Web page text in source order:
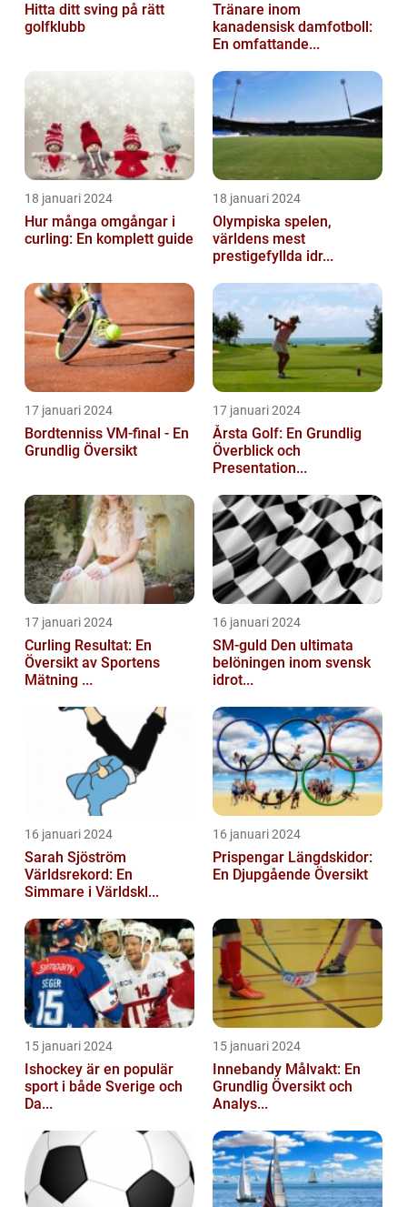
Hitta ditt sving på rätt
golfklubb
Tränare inom
kanadensisk damfotboll:
En omfattande...
18 januari 2024
Hur många omgångar i
curling: En komplett guide
18 januari 2024
Olympiska spelen,
världens mest
prestigefyllda idr...
17 januari 2024
Bordtenniss VM-final - En
Grundlig Översikt
17 januari 2024
Årsta Golf: En Grundlig
Överblick och
Presentation...
17 januari 2024
Curling Resultat: En
Översikt av Sportens
Mätning ...
16 januari 2024
SM-guld Den ultimata
belöningen inom svensk
idrot...
16 januari 2024
Sarah Sjöström
Världsrekord: En
Simmare i Världskl...
16 januari 2024
Prispengar Längdskidor:
En Djupgående Översikt
15 januari 2024
Ishockey är en populär
sport i både Sverige och
Da...
15 januari 2024
Innebandy Målvakt: En
Grundlig Översikt och
Analys...